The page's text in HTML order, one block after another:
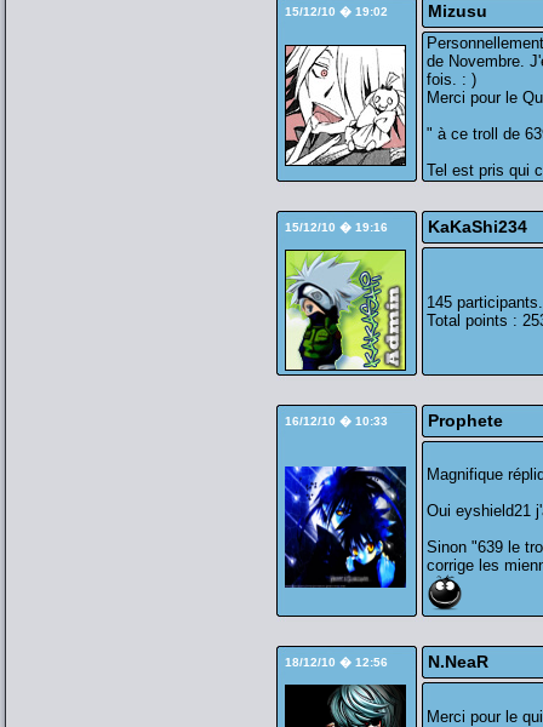
15/12/10 � 19:02 Mizusu
de Novembre.
fois. : )
Merci pour le
" à ce troll de
Tel est pris qui
15/12/10 � 19:16 KaKaShi234
145 participants.
Total points :
16/12/10 � 10:33 Prophete
Magnifique
Oui eyshield21
Sinon "639 le
corrige les
18/12/10 � 12:56 N.NeaR
Merci pour le